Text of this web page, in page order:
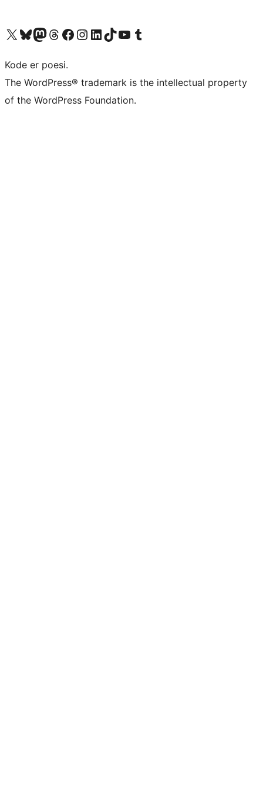
Besøk vår konto på X Visit our Bluesky account
Besøk vår Mastodon-konto
Visit our Threads account
Besøk vår Facebook-sideBesøk vår Instagram-konto
Besøk vår LinkedIn-konto
Visit our TikTok account
Visit our YouTube channel
Visit our Tumblr account
Kode er poesi.
The WordPress® trademark is the intellectual property
of the WordPress Foundation.